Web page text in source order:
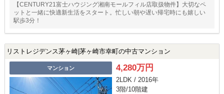
【CENTURY21富士ハウジング湘南モールフィル店取扱物件】大切なペ
ットと一緒に快適新生活をスタート。忙しい朝や遅い帰宅時にも嬉しい
駅歩3分！
リストレジデンス茅ヶ崎|茅ヶ崎市幸町の中古マンション
マンション 4,280万円
2LDK / 2016年
3階/10階建